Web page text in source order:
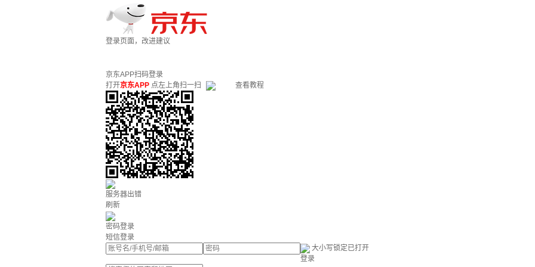
登录页面，改进建议
京东APP扫码登录
打开京东APP 点左上角扫一扫 查看教程
服务器出错
刷新
密码登录
短信登录
大小写锁定已打开
登录